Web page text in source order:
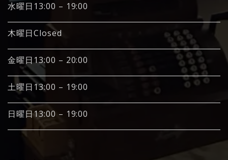
水曜日13:00 – 19:00
木曜日Closed
金曜日13:00 – 20:00
土曜日13:00 – 19:00
日曜日13:00 – 19:00